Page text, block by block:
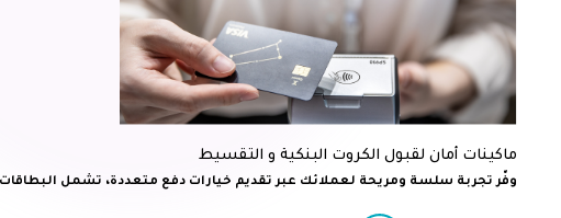
ماكينات أمان لقبول الكروت البنكية و التقسيط
وفّر تجربة سلسة ومريحة لعملائك عبر تقديم خيارات دفع متعددة، تشمل البطاقات